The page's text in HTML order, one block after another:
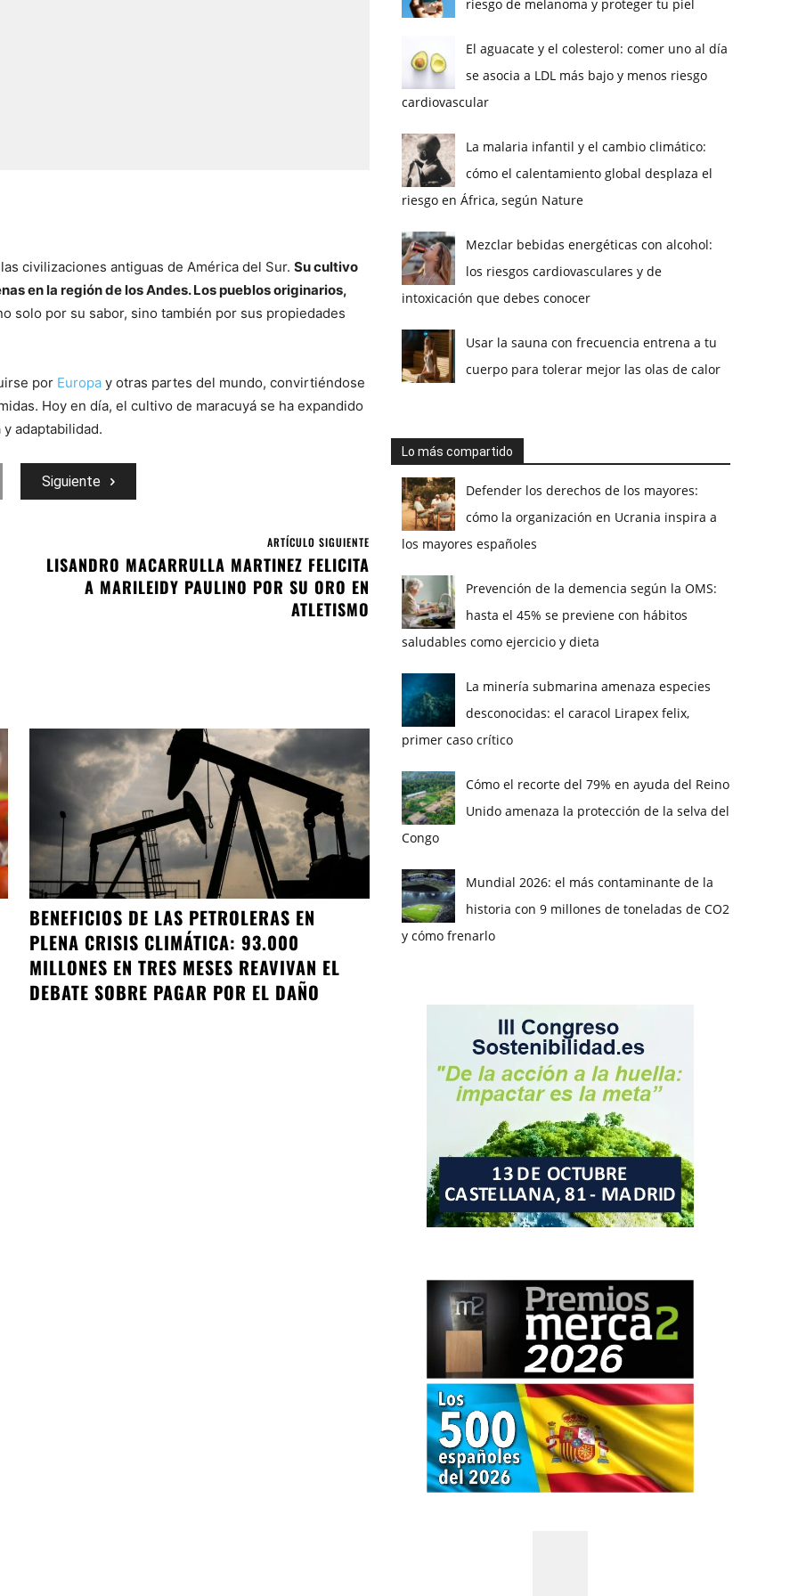
civilizaciones antiguas de América del Sur. Su cultivo
en la región de los Andes. Los pueblos originarios,
solo por su sabor, sino también por sus propiedades
por Europa y otras partes del mundo, convirtiéndose
Hoy en día, el cultivo de maracuyá se ha expandido
adaptabilidad.
Siguiente
ARTÍCULO SIGUIENTE
LISANDRO MACARRULLA MARTINEZ FELICITA
A MARILEIDY PAULINO POR SU ORO EN
ATLETISMO
BENEFICIOS DE LAS PETROLERAS EN
PLENA CRISIS CLIMÁTICA: 93.000
MILLONES EN TRES MESES REAVIVAN EL
DEBATE SOBRE PAGAR POR EL DAÑO
riesgo de melanoma y proteger tu piel
El aguacate y el colesterol: comer uno al día
se asocia a LDL más bajo y menos riesgo
cardiovascular
La malaria infantil y el cambio climático:
cómo el calentamiento global desplaza el
riesgo en África, según Nature
Mezclar bebidas energéticas con alcohol:
los riesgos cardiovasculares y de
intoxicación que debes conocer
Usar la sauna con frecuencia entrena a tu
cuerpo para tolerar mejor las olas de calor
Lo más compartido
Defender los derechos de los mayores:
cómo la organización en Ucrania inspira a
los mayores españoles
Prevención de la demencia según la OMS:
hasta el 45% se previene con hábitos
saludables como ejercicio y dieta
La minería submarina amenaza especies
desconocidas: el caracol Lirapex felix,
primer caso crítico
Cómo el recorte del 79% en ayuda del Reino
Unido amenaza la protección de la selva del
Congo
Mundial 2026: el más contaminante de la
historia con 9 millones de toneladas de CO2
y cómo frenarlo